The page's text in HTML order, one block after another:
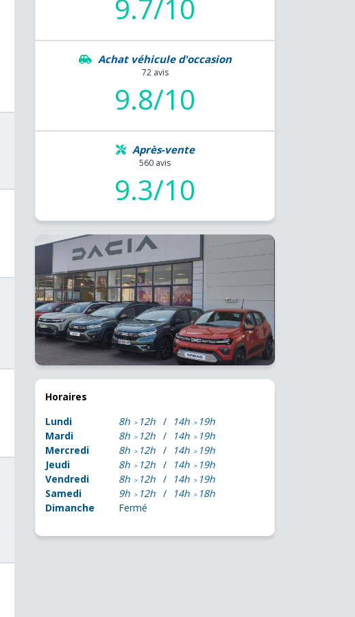
9.7/10
Achat véhicule d'occasion
72 avis
9.8/10
Après-vente
560 avis
9.3/10
Horaires
Lundi
8h 12h 14h
19h
Mardi
8h 12h 14h
19h
Mercredi
8h 12h 14h
19h
Jeudi
8h 12h 14h
19h
Vendredi
8h 12h 14h
19h
Samedi
9h 12h 14h
18h
Dimanche
Fermé